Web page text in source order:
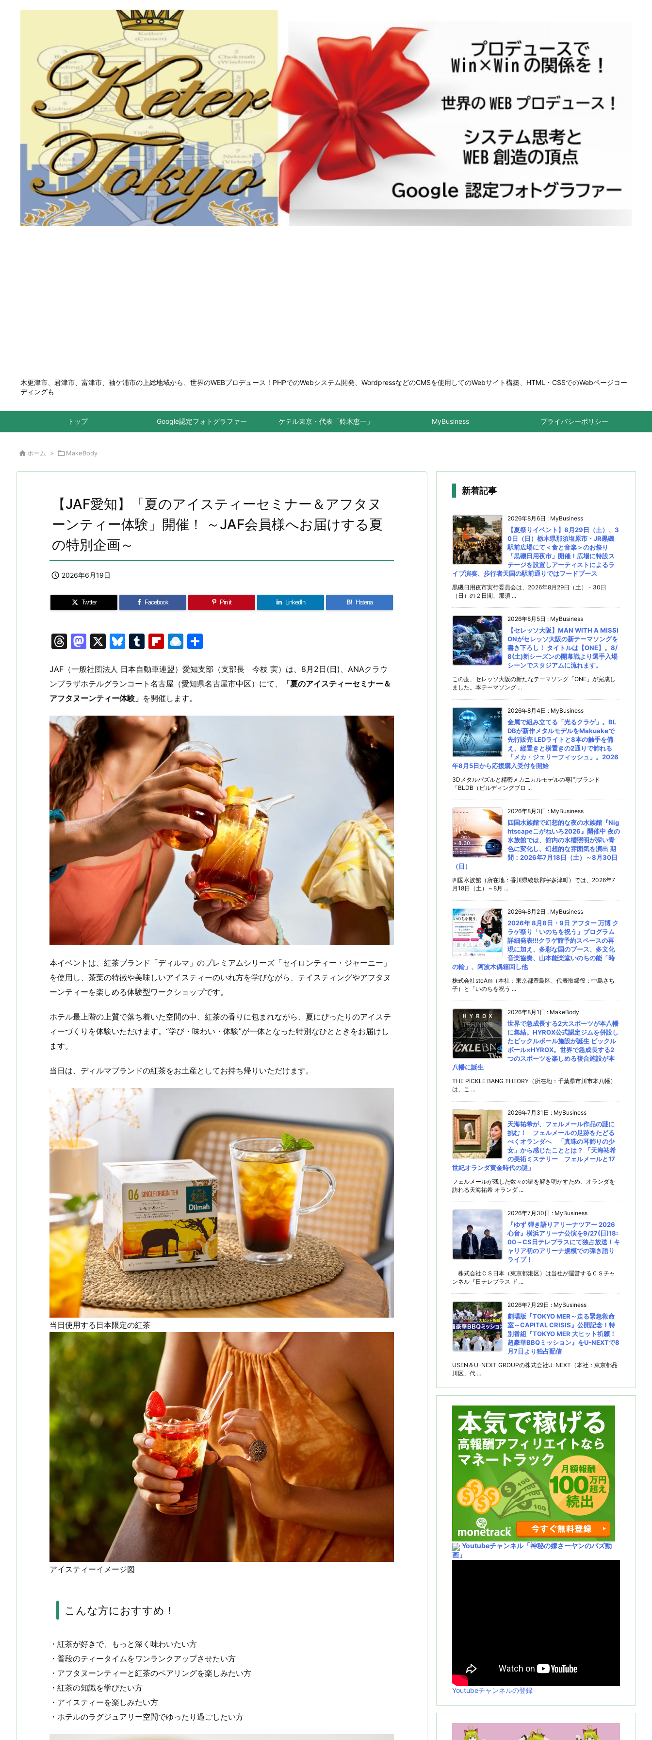
木更津市、君津市、富津市、袖ケ浦市の上総地域から、世界のWEBプロデュース！PHPでのWebシステム開発、WordpressなどのCMSを使用してのWebサイト構築、HTML・CSSでのWebページコー
ディングも
トップ Google認定フォトグラファー ケテル東京・代表「鈴木恵一」 MyBusiness プライバシーポリシー
ホーム > MakeBody
【JAF愛知】「夏のアイスティーセミナー＆アフタヌ
ーンティー体験」開催！ ～JAF会員様へお届けする夏
の特別企画～
 2026年6月19日
Twitter Facebook Pin it LinkedIn B! Hatena
T
e
a
d
s
M
st
o
d
o
n
X
Bl
e
s
k
y
T
m
bl
r
Fl
b
o
ar
d
R
n
dr
o
p.
io
JAF（一般社団法人 日本自動車連盟）愛知支部（支部長 今枝 実）は、8月2日(日)、ANAクラウ
ンプラザホテルグランコート名古屋（愛知県名古屋市中区）にて、
「夏のアイスティーセミナー＆
アフタヌーンティー体験」 を開催します。
本イベントは、紅茶ブランド「ディルマ」のプレミアムシリーズ「セイロンティー・ジャーニー」
を使用し、茶葉の特徴や美味しいアイスティーのいれ方を学びながら、テイスティングやアフタヌ
ーンティーを楽しめる体験型ワークショップです。
ホテル最上階の上質で落ち着いた空間の中、紅茶の香りに包まれながら、夏にぴったりのアイステ
ィーづくりを体験いただけます。“学び・味わい・体験”が一体となった特別なひとときをお届けし
ます。
当日は、ディルマブランドの紅茶をお土産としてお持ち帰りいただけます。
当日使用する日本限定の紅茶
アイスティーイメージ図
こんな方におすすめ！
・紅茶が好きで、もっと深く味わいたい方
・普段のティータイムをワンランクアップさせたい方
・アフタヌーンティーと紅茶のペアリングを楽しみたい方
・紅茶の知識を学びたい方
・アイスティーを楽しみたい方
・ホテルのラグジュアリー空間でゆったり過ごしたい方
新着記事
2026年8月6日 : MyBusiness
【夏祭りイベント】8月29日（土）、3
0日（日）栃木県那須塩原市・JR黒磯
駅前広場にて＜食と音楽＞のお祭り
「黒磯日用夜市」開催！広場に特設ス
テージを設置しアーティストによるラ
イブ演奏、歩行者天国の駅前通りではフードブース
黒磯日用夜市実行委員会は、2026年8月29日（土）・30日
（日）の２日間、那須 ...
2026年8月5日 : MyBusiness
【セレッソ大阪】MAN WITH A MISSI
ONがセレッソ大阪の新テーマソングを
書き下ろし！ タイトルは【ONE】。8/
8(土)新シーズンの開幕戦より選手入場
シーンでスタジアムに流れます。
この度、セレッソ大阪の新たなテーマソング「ONE」が完成し
ました。本テーマソング ...
2026年8月4日 : MyBusiness
金属で組み立てる「光るクラゲ」。BL
DBが新作メタルモデルをMakuakeで
先行販売 LEDライトと8本の触手を備
え、縦置きと横置きの2通りで飾れる
「メカ・ジェリーフィッシュ」。2026
年8月5日から応援購入受付を開始
3Dメタルパズルと精密メカニカルモデルの専門ブランド
「BLDB（ビルディングブロ ...
2026年8月3日 : MyBusiness
四国水族館で幻想的な夜の水族館『Nig
htscapeこがねいろ2026』開催中 夜の
水族館では、館内の水槽照明が深い青
色に変化し、幻想的な雰囲気を演出 期
間：2026年7月18日（土）～8月30日
（日）
四国水族館（所在地：香川県綾歌郡宇多津町）では、2026年7
月18日（土）～8月 ...
2026年8月2日 : MyBusiness
2026年 8月8日・9日 アフター 万博 ク
ラゲ祭り「いのちを祝う」プログラム
詳細発表!!!クラゲ館予約スペースの再
現に加え、多彩な国のブース、多文化
音楽協奏、山本能楽堂いのちの能「時
の輪」、阿波木偶箱回し他
株式会社steAm（本社：東京都豊島区、代表取締役：中島さち
子）と「いのちを祝う ...
2026年8月1日 : MakeBody
世界で急成長する2大スポーツが本八幡
に集結。HYROX公式認定ジムを併設し
たピックルボール施設が誕生 ピックル
ボール×HYROX。世界で急成長する2
つのスポーツを楽しめる複合施設が本
八幡に誕生
THE PICKLE BANG THEORY（所在地：千葉県市川市本八幡）
は、こ ...
2026年7月31日 : MyBusiness
天海祐希が、フェルメール作品の謎に
挑む！ フェルメールの足跡をたどる
べくオランダへ 「真珠の耳飾りの少
女」から感じたこととは？ 「天海祐希
の美術ミステリー フェルメールと17
世紀オランダ黄金時代の謎」
フェルメールが残した数々の謎を解き明かすため、オランダを
訪れる天海祐希 オランダ ...
2026年7月30日 : MyBusiness
『ゆず 弾き語りアリーナツアー 2026
心音』横浜アリーナ公演を9/27(日)18:
00～CS日テレプラスにて独占放送！キ
ャリア初のアリーナ規模での弾き語り
ライブ！
株式会社ＣＳ日本（東京都港区）は当社が運営するＣＳチャ
ンネル『日テレプラス ド ...
2026年7月29日 : MyBusiness
劇場版『TOKYO MER～走る緊急救命
室～CAPITAL CRISIS』公開記念！特
別番組『TOKYO MER 大ヒット祈願！
超豪華BBQミッション』をU-NEXTで8
月7日より独占配信
USEN＆U-NEXT GROUPの株式会社U-NEXT（本社：東京都品
川区、代 ...
Youtubeチャンネル「神秘の嫁さーヤンのバズ動
画」
Youtubeチャンネルの登録